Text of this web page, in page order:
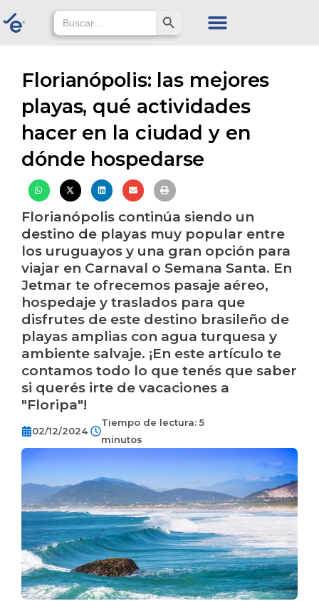
to
Search
for:
Search Button
Florianópolis: las mejores
playas, qué actividades
hacer en la ciudad y en
dónde hospedarse
Florianópolis continúa siendo un
destino de playas muy popular entre
los uruguayos y una gran opción para
viajar en Carnaval o Semana Santa. En
Jetmar te ofrecemos pasaje aéreo,
hospedaje y traslados para que
disfrutes de este destino brasileño de
playas amplias con agua turquesa y
ambiente salvaje. ¡En este artículo te
contamos todo lo que tenés que saber
si querés irte de vacaciones a
"Floripa"!
02/12/2024
Tiempo de lectura: 5
minutos